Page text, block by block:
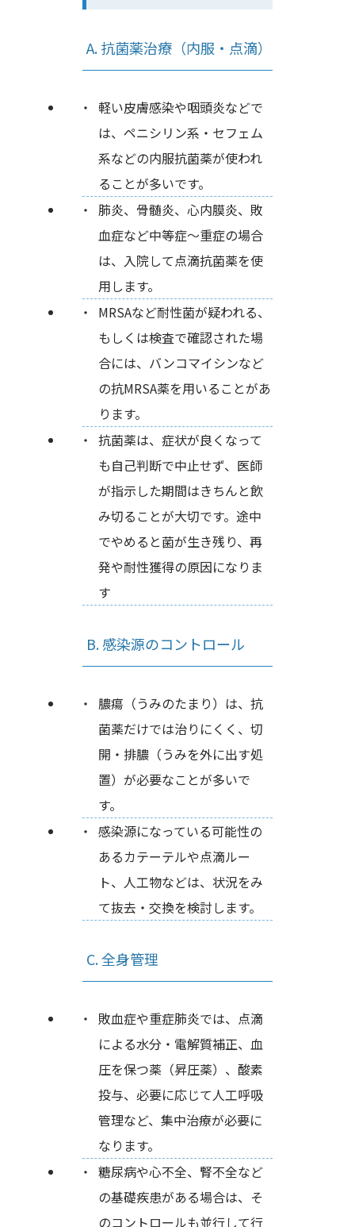
A. 抗菌薬治療（内服・点滴）
軽い皮膚感染や咽頭炎などで
は、ペニシリン系・セフェム
系などの内服抗菌薬が使われ
ることが多いです。
肺炎、骨髄炎、心内膜炎、敗
血症など中等症〜重症の場合
は、入院して点滴抗菌薬を使
用します。
MRSAなど耐性菌が疑われる、
もしくは検査で確認された場
合には、バンコマイシンなど
の抗MRSA薬を用いることがあ
ります。
抗菌薬は、症状が良くなって
も自己判断で中止せず、医師
が指示した期間はきちんと飲
み切ることが大切です。途中
でやめると菌が生き残り、再
発や耐性獲得の原因になりま
す
B. 感染源のコントロール
膿瘍（うみのたまり）は、抗
菌薬だけでは治りにくく、切
開・排膿（うみを外に出す処
置）が必要なことが多いで
す。
感染源になっている可能性の
あるカテーテルや点滴ルー
ト、人工物などは、状況をみ
て抜去・交換を検討します。
C. 全身管理
敗血症や重症肺炎では、点滴
による水分・電解質補正、血
圧を保つ薬（昇圧薬）、酸素
投与、必要に応じて人工呼吸
管理など、集中治療が必要に
なります。
糖尿病や心不全、腎不全など
の基礎疾患がある場合は、そ
のコントロールも並行して行